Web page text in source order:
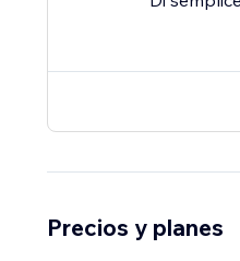
Precios y planes